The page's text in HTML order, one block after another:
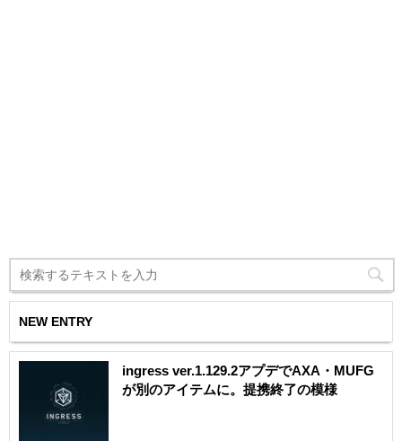
NEW ENTRY
ingress ver.1.129.2アプデでAXA・MUFG
が別のアイテムに。提携終了の模様